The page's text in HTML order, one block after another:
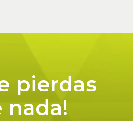
pierdas
nada!